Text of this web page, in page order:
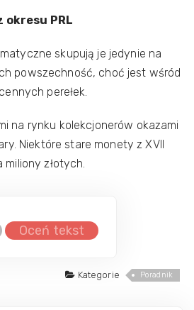
okresu PRL
skupują je jedynie na
powszechność, choć jest wśród
perełek.
na rynku kolekcjonerów okazami
Niektóre stare monety z XVII
miliony złotych.
Oceń tekst
Kategorie Poradnik